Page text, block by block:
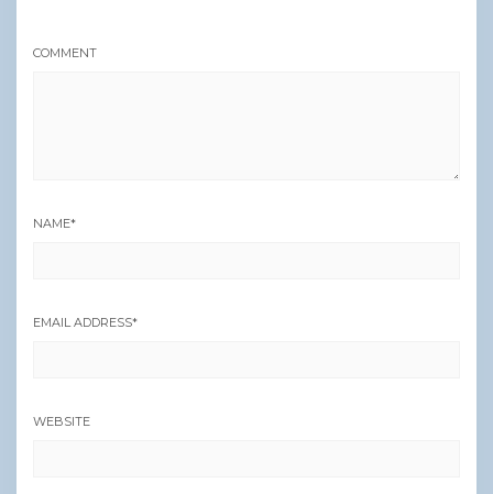
COMMENT
NAME*
EMAIL ADDRESS*
WEBSITE